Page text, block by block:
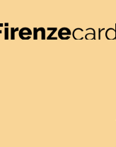
Firenze Card